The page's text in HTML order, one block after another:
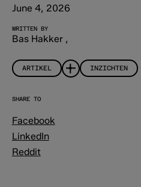
June 4, 2026
WRITTEN BY
Bas Hakker ,
ARTIKEL INZICHTEN
SHARE TO
Facebook
LinkedIn
Reddit